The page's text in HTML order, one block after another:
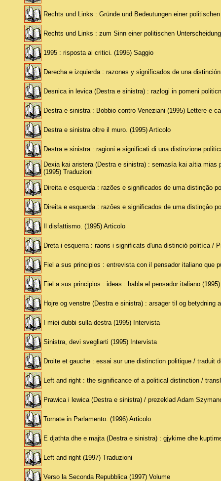
Rechts und Links : Gründe und Bedeutungen einer
Rechts und Links : zum Sinn einer politischen
1995 : risposta ai critici. (1995) Saggio
Derecha e izquierda : razones y significados de una
Desnica in levica (Destra e sinistra) : razlogi in pomeni
Destra e sinistra : Bobbio contro Veneziani (1995) Lettere e
Destra e sinistra oltre il muro. (1995) Articolo
Destra e sinistra : ragioni e significati di una distinzione
Dexia kai aristera (Destra e sinistra) : semasía kai aítia
(1995) Traduzioni
Direita e esquerda : razões e significados de uma distinção
Direita e esquerda : razôes e significados de uma distinçâo
Il disfattismo. (1995) Articolo
Dreta i esquerra : raons i significats d'una distinció politíca /
Fiel a sus principios : entrevista con il pensador italiano que
Fiel a sus principios : ideas : habla el pensador italiano
Hojre og venstre (Destra e sinistra) : arsager til og
I miei dubbi sulla destra (1995) Intervista
Sinistra, devi svegliarti (1995) Intervista
Droite et gauche : essai sur une distinction politique / traduit
Left and right : the significance of a political distinction /
Prawica i lewica (Destra e sinistra) / prezeklad Adam
Tornate in Parlamento. (1996) Articolo
E djathta dhe e majta (Destra e sinistra) : gjykime dhe
Left and right (1997) Traduzioni
Verso la Seconda Repubblica (1997) Volume